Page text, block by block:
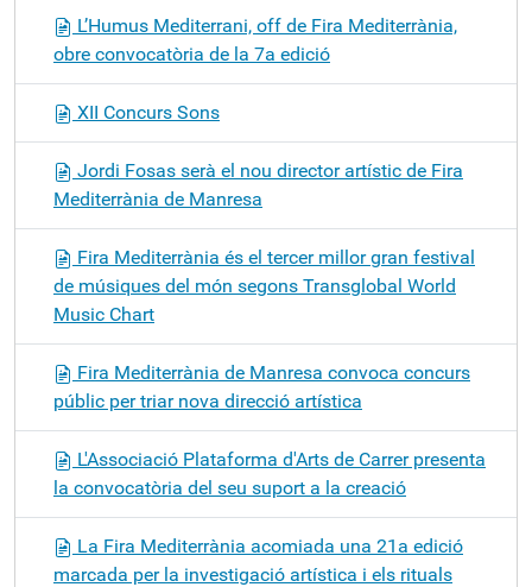
L’Humus Mediterrani, off de Fira Mediterrània,
obre convocatòria de la 7a edició
XII Concurs Sons
Jordi Fosas serà el nou director artístic de Fira
Mediterrània de Manresa
Fira Mediterrània és el tercer millor gran festival
de músiques del món segons Transglobal World
Music Chart
Fira Mediterrània de Manresa convoca concurs
públic per triar nova direcció artística
L'Associació Plataforma d'Arts de Carrer presenta
la convocatòria del seu suport a la creació
La Fira Mediterrània acomiada una 21a edició
marcada per la investigació artística i els rituals